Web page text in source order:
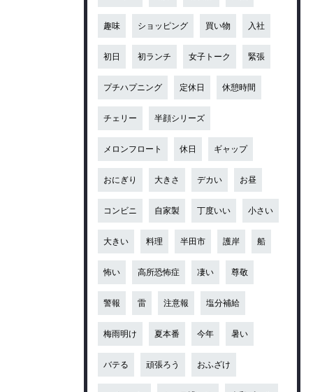
趣味 ショッピング 買い物 入社
初日 初ランチ 女子トーク 緊張
プチハプニング 定休日 休憩時間
チェリー 半顔シリーズ
メロンフロート 休日 ギャップ
おにぎり 大きさ デカい お昼
コンビニ 自家製 丁度いい 小さい
大きい 料理 半田市 護岸 船
怖い 高所恐怖症 凄い 尊敬
警報 雷 注意報 塩分補給
梅雨明け 夏本番 今年 暑い
バテる 頑張ろう おふざけ